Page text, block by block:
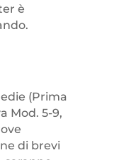
è
(Prima
Mod. 5-9,
di brevi